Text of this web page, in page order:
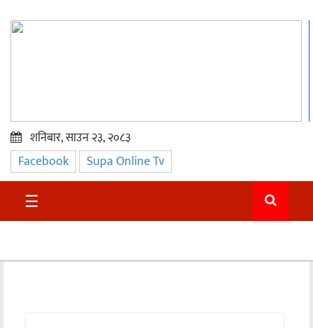
प्रमुख
समाचार
सुदुर
शनिबार, साउन २३, २०८३
Facebook Supa Online Tv
☰